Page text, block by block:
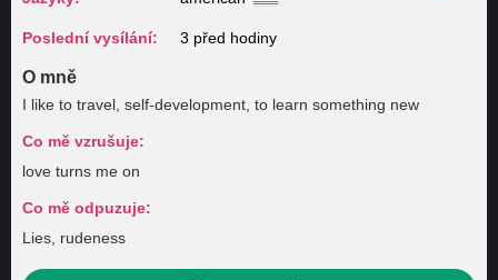
Poslední vysílání: 3 před hodiny
O mně
I like to travel, self-development, to learn something new
Co mě vzrušuje:
love turns me on
Co mě odpuzuje:
Lies, rudeness